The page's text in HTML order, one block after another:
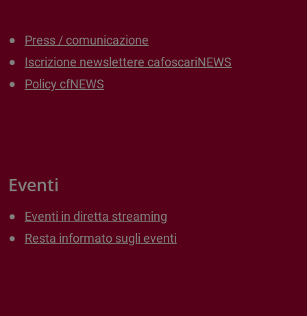
Press / comunicazione
Iscrizione newslettere cafoscariNEWS
Policy cfNEWS
Eventi
Eventi in diretta streaming
Resta informato sugli eventi